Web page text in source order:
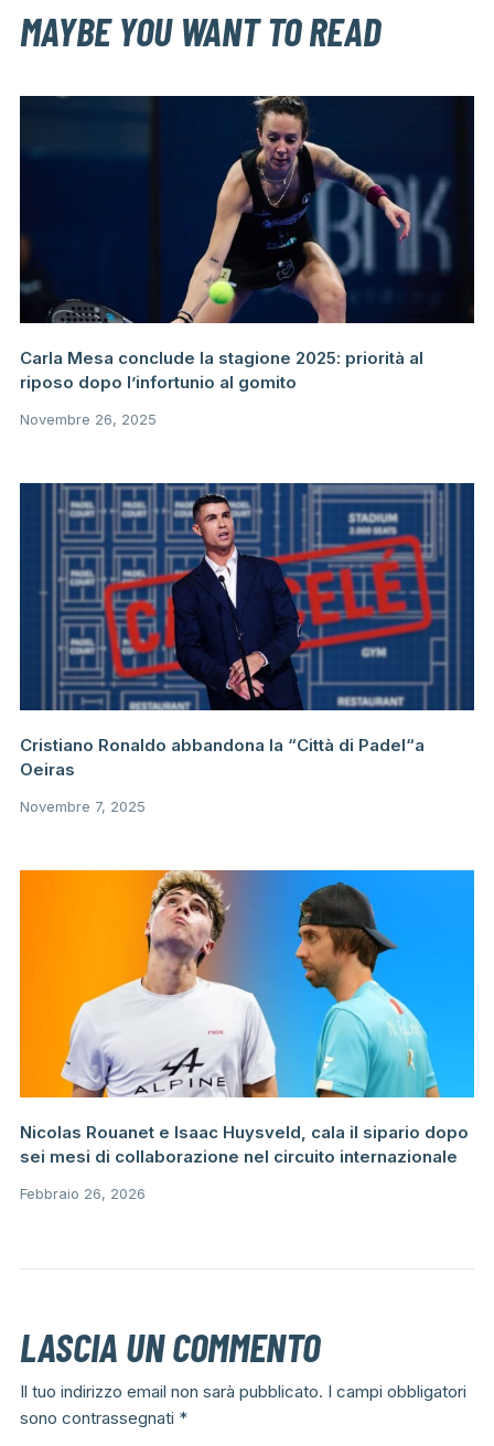
MAYBE YOU WANT TO READ
Carla Mesa conclude la stagione 2025: priorità al
riposo dopo l’infortunio al gomito
Novembre 26, 2025
Cristiano Ronaldo abbandona la “Città di Padel“a
Oeiras
Novembre 7, 2025
Nicolas Rouanet e Isaac Huysveld, cala il sipario dopo
sei mesi di collaborazione nel circuito internazionale
Febbraio 26, 2026
LASCIA UN COMMENTO
Il tuo indirizzo email non sarà pubblicato. I campi obbligatori
sono contrassegnati *